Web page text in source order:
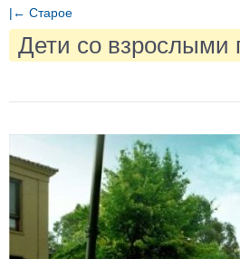
|← Старое
Дети со взрослыми